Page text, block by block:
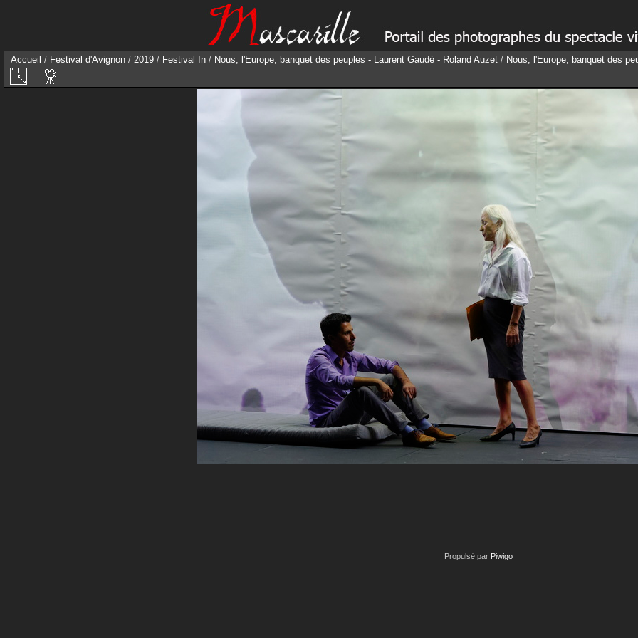
Accueil / Festival d'Avignon / 2019 / Festival In / Nous, l'Europe, banquet des peuples - Laurent Gaudé - Roland Auzet / Nous, l'Europe, banquet des
Propulsé par Piwigo